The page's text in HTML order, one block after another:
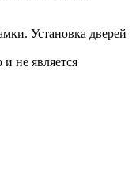
Установка дверей
не является